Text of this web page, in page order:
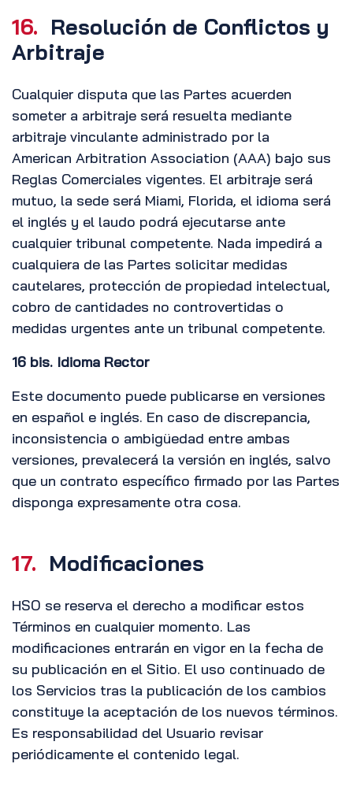
16. Resolución de Conflictos y
Arbitraje
Cualquier disputa que las Partes acuerden
someter a arbitraje será resuelta mediante
arbitraje vinculante administrado por la
American Arbitration Association (AAA) bajo sus
Reglas Comerciales vigentes. El arbitraje será
mutuo, la sede será Miami, Florida, el idioma será
el inglés y el laudo podrá ejecutarse ante
cualquier tribunal competente. Nada impedirá a
cualquiera de las Partes solicitar medidas
cautelares, protección de propiedad intelectual,
cobro de cantidades no controvertidas o
medidas urgentes ante un tribunal competente.
16 bis. Idioma Rector
Este documento puede publicarse en versiones
en español e inglés. En caso de discrepancia,
inconsistencia o ambigüedad entre ambas
versiones, prevalecerá la versión en inglés, salvo
que un contrato específico firmado por las Partes
disponga expresamente otra cosa.
17. Modificaciones
HSO se reserva el derecho a modificar estos
Términos en cualquier momento. Las
modificaciones entrarán en vigor en la fecha de
su publicación en el Sitio. El uso continuado de
los Servicios tras la publicación de los cambios
constituye la aceptación de los nuevos términos.
Es responsabilidad del Usuario revisar
periódicamente el contenido legal.